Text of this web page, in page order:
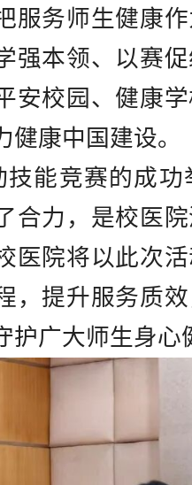
服务师生健康
强本领、以赛
安校园、健康
健康中国建设。
技能竞赛的成
合力，是校医
医院将以此次
，提升服务质
护广大师生身心